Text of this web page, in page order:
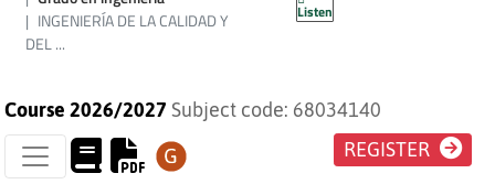
INGENIERÍA DE LA CALIDAD Y
DEL ...
Listen
MANTENIMIENTO
Course 2026/2027 Subject code: 68034140
REGISTER